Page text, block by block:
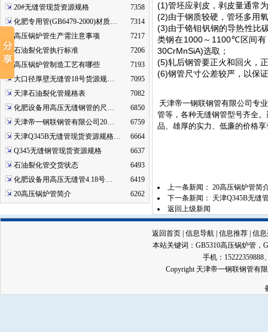
20#无缝管现货资源规格
7358
化肥专用管(GB6479-2000)材质…
7314
高压锅炉管生产需注意事项
7217
石油裂化管执行标准
7206
高压锅炉管制造工艺有哪些
7193
大口径厚壁无缝管18号货源规…
7095
天津石油裂化管规格表
7082
化肥设备用高压无缝钢管的尺…
6850
天津帝一钢联钢管有限公司20…
6759
天津Q345B无缝管现货资源规格…
6664
Q345无缝钢管现货资源规格
6637
石油裂化管交货状态
6493
化肥设备用高压无缝管4.18号…
6419
20高压锅炉管简介
6262
(1)管坯应剥皮，剥皮量通常为
(2)由于钢质较硬，管坯多用
(3)由于铬钼钒钢的导热性比
类钢在1000～ 1100℃ 区间
30CrMnSiA)选取；
(5)轧后钢管要正火和回火，
(6)钢管尺寸公差较严，以保
天津帝一钢联钢管有限公司专
管等，各种无缝钢管型号齐全
品、雄厚的实力、低廉的价格
上一条新闻： 20高压锅炉管简
下一条新闻：
天津Q345B无缝
返回上级新闻
返回首页 信息导航 信息推荐 信
本站关键词： GB5310高压锅炉管，
手机：15222359888
Copyright 天津帝一钢联钢管有